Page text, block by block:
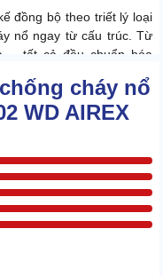
đồng bộ theo triết lý loại
nổ ngay từ cấu trúc. Từ
tất cả đều chuẩn hóa
cháy nổ
WD AIREX